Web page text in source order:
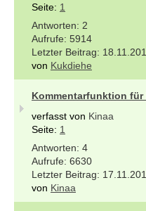
Seite: 1
2
5914
von Kukdiehe
Kommentarfunktion
verfasst von Kinaa
Seite: 1
4
6630
von Kinaa